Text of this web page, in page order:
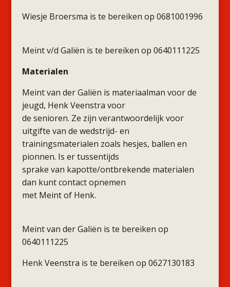
Wiesje Broersma is te bereiken op 0681001996
Meint v/d Galiën is te bereiken op 0640111225
Materialen
Meint van der Galiën is materiaalman voor de
jeugd, Henk Veenstra voor
de senioren. Ze zijn verantwoordelijk voor
uitgifte van de wedstrijd- en
trainingsmaterialen zoals hesjes, ballen en
pionnen. Is er tussentijds
sprake van kapotte/ontbrekende materialen
dan kunt contact opnemen
met Meint of Henk.
Meint van der Galiën is te bereiken op
0640111225
Henk Veenstra is te bereiken op 0627130183